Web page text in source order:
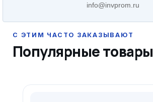
info@invprom.ru
Популярные товары